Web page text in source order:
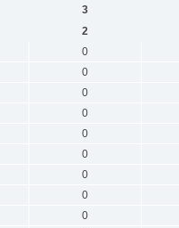
3
2
0
0
0
0
0
0
0
0
0